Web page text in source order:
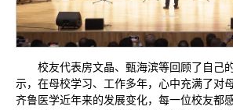
校友代表房文晶、甄海滨等回顾了自己
示，在母校学习、工作多年，心中充满了对
齐鲁医学近年来的发展变化，每一位校友都